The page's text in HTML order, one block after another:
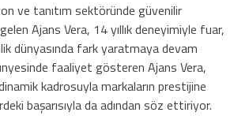
ve tanıtım sektöründe güvenilir
Ajans Vera, 14 yıllık deneyimiyle fuar,
dünyasında fark yaratmaya devam
faaliyet gösteren Ajans Vera,
kadrosuyla markaların prestijine
başarısıyla da adından söz ettiriyor.